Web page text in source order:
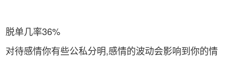
脱单几率36%
对待感情你有些公私分明,感情的波动会影响到你的情